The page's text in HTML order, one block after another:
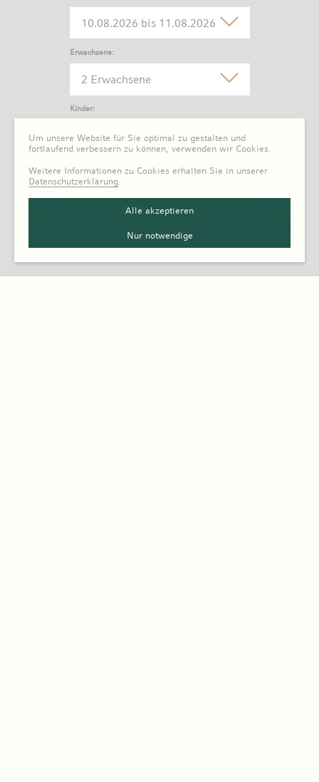
Um unsere Website für Sie optimal zu gestalten und
fortlaufend verbessern zu können, verwenden wir Cookies.
Weitere Informationen zu Cookies erhalten Sie in unserer
Datenschutzerklärung.
Alle akzeptieren
Nur notwendige
Erwachsene:
2 Erwachsene
Kinder:
0 Kind